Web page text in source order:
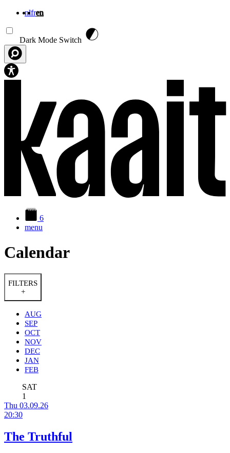
nlfren
Dark Mode Switch
6
menu
Calendar
FILTERS
+
AUG
SEP
OCT
NOV
DEC
JAN
FEB
SAT
1
Thu 03.09.26
20:30
The Truthful